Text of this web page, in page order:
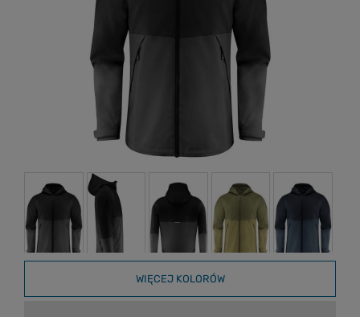
WIĘCEJ KOLORÓW